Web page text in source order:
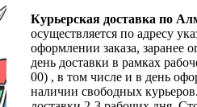
Курьерская доставка по
осуществляется по адресу
оформлении заказа, заранее
день доставки в рамках
00) , в том числе и в день
наличии свободных